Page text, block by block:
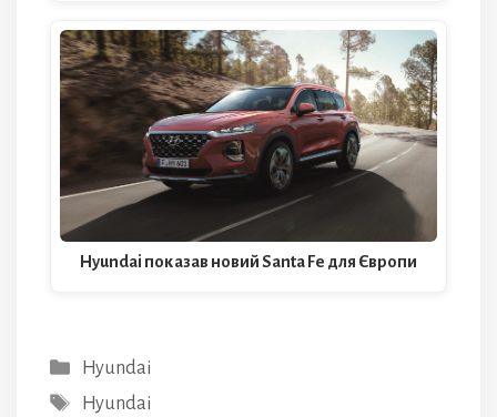
Hyundai показав новий Santa Fe для Європи
Категорії
Hyundai
Позначки
Hyundai